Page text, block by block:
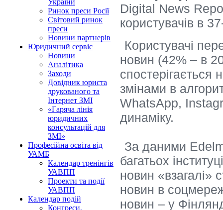
України
Ринок преси Росії
Світовий ринок
преси
Новини партнерів
Юридичний сервіс
Новини
Аналітика
Заходи
Довідник юриста
друкованого та
Інтернет ЗМІ
«Гаряча лінія
юридичних
консультацій для
ЗМІ»
Професійна освіта від
УАМБ
Календар тренінгів
УАВПП
Проекти та події
УАВПП
Календар подій
Конгреси,
Digital News
користувачів в
Користувачі
новин (42% – в
змінами в
WhatsApp,
динаміку.
За даними
багатьох
новин «взагалі»
новин в
новин – у